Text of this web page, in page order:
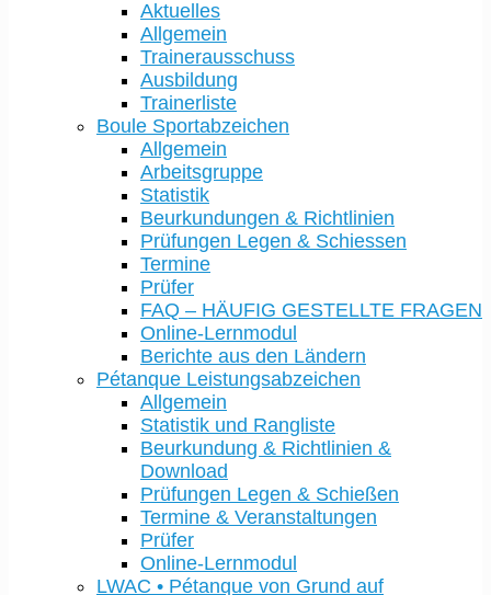
Aktuelles
Allgemein
Trainerausschuss
Ausbildung
Trainerliste
Boule Sportabzeichen
Allgemein
Arbeitsgruppe
Statistik
Beurkundungen & Richtlinien
Prüfungen Legen & Schiessen
Termine
Prüfer
FAQ – HÄUFIG GESTELLTE FRAGEN
Online-Lernmodul
Berichte aus den Ländern
Pétanque Leistungsabzeichen
Allgemein
Statistik und Rangliste
Beurkundung & Richtlinien &
Download
Prüfungen Legen & Schießen
Termine & Veranstaltungen
Prüfer
Online-Lernmodul
LWAC • Pétanque von Grund auf